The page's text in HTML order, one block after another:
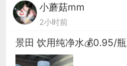
小蘑菇mm
2小时前
景田 饮用纯净水💰0.95/瓶